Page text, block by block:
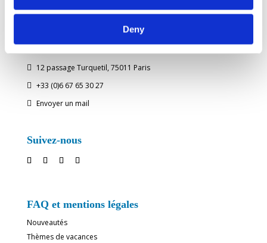
Deny
 12 passage Turquetil, 75011 Paris
 +33 (0)6 67 65 30 27
 Envoyer un mail
Suivez-nous
FAQ et mentions légales
Nouveautés
Thèmes de vacances